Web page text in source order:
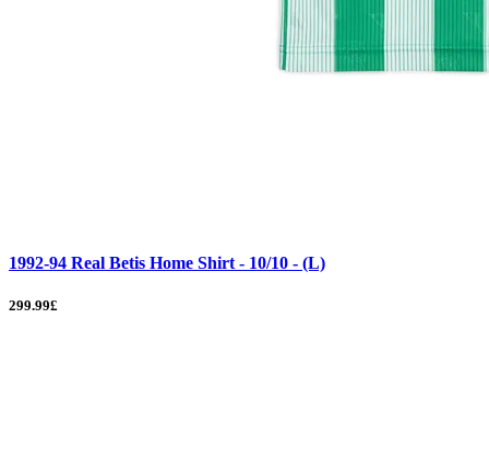
1992-94 Real Betis Home Shirt - 10/10 - (L)
299.99£